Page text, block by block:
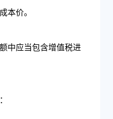
本价。
中应当包含增值税进